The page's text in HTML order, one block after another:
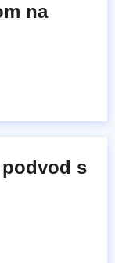
na
podvod s